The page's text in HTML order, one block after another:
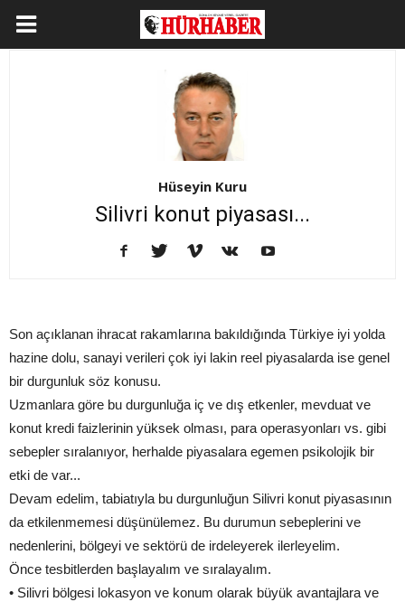
Hüseyin Kuru
Silivri konut piyasası...
Son açıklanan ihracat rakamlarına bakıldığında Türkiye iyi yolda
hazine dolu, sanayi verileri çok iyi lakin reel piyasalarda ise genel
bir durgunluk söz konusu.
Uzmanlara göre bu durgunluğa iç ve dış etkenler, mevduat ve
konut kredi faizlerinin yüksek olması, para operasyonları vs. gibi
sebepler sıralanıyor, herhalde piyasalara egemen psikolojik bir
etki de var...
Devam edelim, tabiatıyla bu durgunluğun Silivri konut piyasasının
da etkilenmemesi düşünülemez. Bu durumun sebeplerini ve
nedenlerini, bölgeyi ve sektörü de irdeleyerek ilerleyelim.
Önce tesbitlerden başlayalım ve sıralayalım.
• Silivri bölgesi lokasyon ve konum olarak büyük avantajlara ve